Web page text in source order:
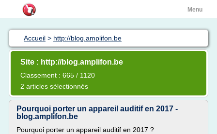
Menu
Accueil > http://blog.amplifon.be
Site : http://blog.amplifon.be
Classement : 665 / 1120
2 articles sélectionnés
Pourquoi porter un appareil auditif en 2017 -
blog.amplifon.be
Pourquoi porter un appareil auditif en 2017 ?